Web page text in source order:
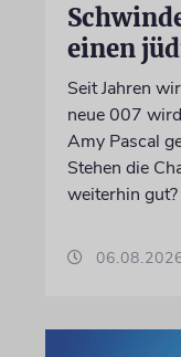
einen
Seit Jahren
neue 007
Amy Pascal
Stehen die
weiterhin gut?